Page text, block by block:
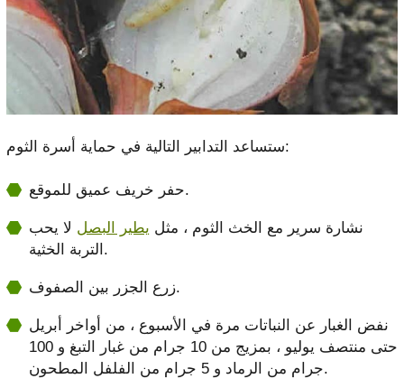
ستساعد التدابير التالية في حماية أسرة الثوم:
حفر خريف عميق للموقع.
نشارة سرير مع الخث الثوم ، مثل يطير البصل لا يحب
التربة الخثية.
زرع الجزر بين الصفوف.
نفض الغبار عن النباتات مرة في الأسبوع ، من أواخر أبريل
حتى منتصف يوليو ، بمزيج من 10 جرام من غبار التبغ و 100
جرام من الرماد و 5 جرام من الفلفل المطحون.